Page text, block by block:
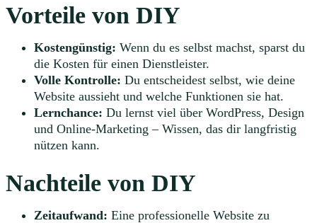
Vorteile von DIY
Kostengünstig: Wenn du es selbst machst, sparst du
die Kosten für einen Dienstleister.
Volle Kontrolle: Du entscheidest selbst, wie deine
Website aussieht und welche Funktionen sie hat.
Lernchance: Du lernst viel über WordPress, Design
und Online-Marketing – Wissen, das dir langfristig
nützen kann.
Nachteile von DIY
Zeitaufwand: Eine professionelle Website zu